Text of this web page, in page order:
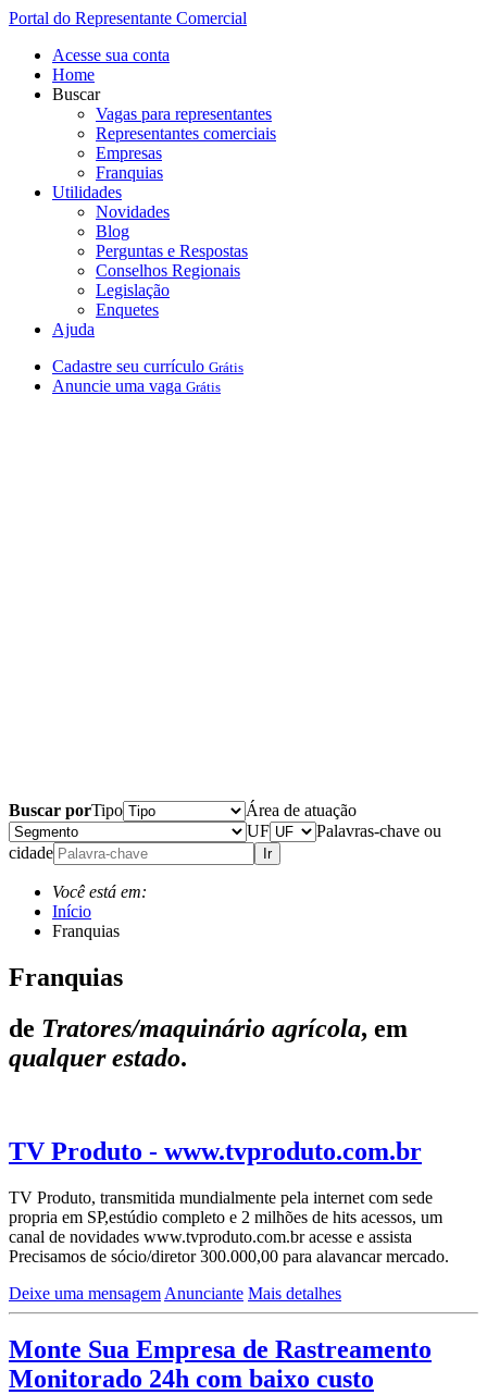
Portal do Representante Comercial
Acesse sua conta
Home
Buscar
Vagas para representantes
Representantes comerciais
Empresas
Franquias
Utilidades
Novidades
Blog
Perguntas e Respostas
Conselhos Regionais
Legislação
Enquetes
Ajuda
Cadastre seu currículo Grátis
Anuncie uma vaga Grátis
Buscar porTipo
Área de atuação
UF
Palavras-chave ou
cidade
Ir
Você está em:
Início
Franquias
Franquias
de Tratores/maquinário agrícola, em
qualquer estado.
TV Produto - www.tvproduto.com.br
TV Produto, transmitida mundialmente pela internet com sede
propria em SP,estúdio completo e 2 milhões de hits acessos, um
canal de novidades www.tvproduto.com.br acesse e assista
Precisamos de sócio/diretor 300.000,00 para alavancar mercado.
Deixe uma mensagem Anunciante Mais detalhes
Monte Sua Empresa de Rastreamento
Monitorado 24h com baixo custo